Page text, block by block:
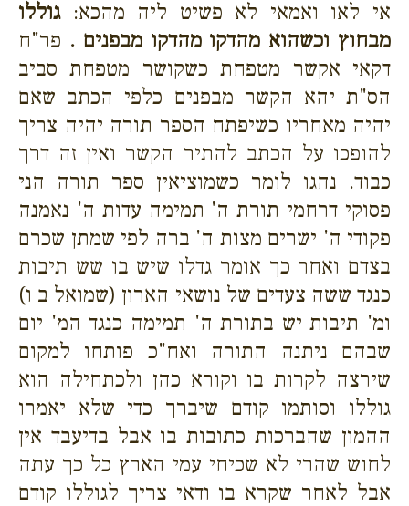
אי לאו ואמאי לא פשיט ליה מהכא:גוללו
מבחוץ וכשהוא מהדקו מהדקו מבפנים . פר"ח
דקאי אקשר מטפחת כשקושר מטפחת סביב
הס"ת יהא הקשר מבפנים כלפי הכתב שאם
יהיה מאחריו כשיפתח הספר תורה יהיה צריך
להופכו על הכתב להתיר הקשר ואין זה דרך
כבוד. נהגו לומר כשמוציאין ספר תורה הני
פסוקי דרחמי תורת ה' תמימה עדות ה' נאמנה
פקודי ה' ישרים מצות ה' ברה לפי שמתן שכרם
בצדם ואחר כך אומר גדלו שיש בו שש תיבות
כנגד ששה צעדים של נושאי הארון (שמואל ב ו)
ומ' תיבות יש בתורת ה' תמימה כנגד המ' יום
שבהם ניתנה התורה ואח"כ פותחו למקום
שירצה לקרות בו וקורא כהן ולכתחילה הוא
גוללו וסותמו קודם שיברך כדי שלא יאמרו
ההמון שהברכות כתובות בו אבל בדיעבד אין
לחוש שהרי לא שכיחי עמי הארץ כל כך עתה
אבל לאחר שקרא בו ודאי צריך לגוללו קודם